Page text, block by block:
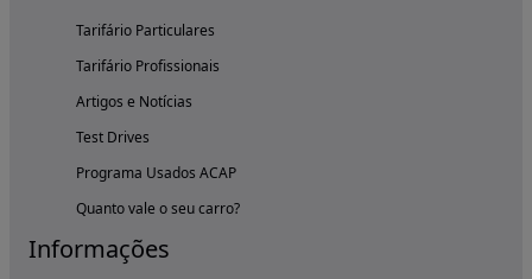
Tarifário Particulares
Tarifário Profissionais
Artigos e Notícias
Test Drives
Programa Usados ACAP
Quanto vale o seu carro?
Informações